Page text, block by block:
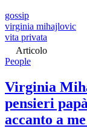
gossip
virginia mihajlovic
vita privata
Articolo
People
Virginia
pensieri
accanto a